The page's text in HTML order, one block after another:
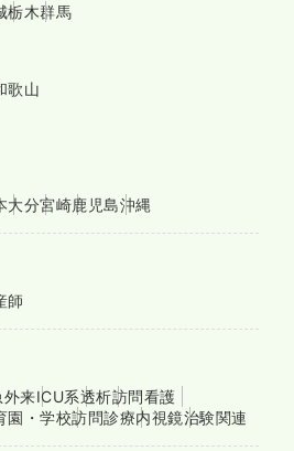
栃木群馬
歌山
大分宮崎鹿児島沖縄
師
外来ICU系透析訪問看護
園・学校訪問診療内視鏡治験関連